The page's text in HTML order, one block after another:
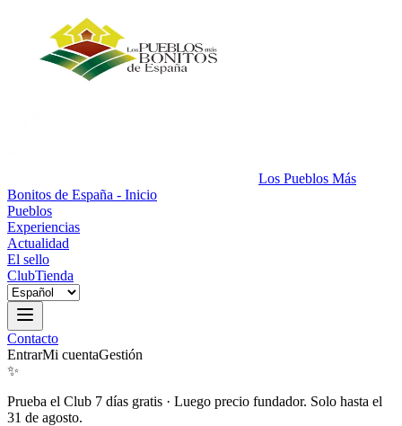
Los Pueblos Más
Bonitos de España - Inicio
Pueblos
Experiencias
Actualidad
El sello
ClubTienda
Contacto
EntrarMi cuentaGestión
✨
Prueba el Club 7 días gratis · Luego precio fundador. Solo hasta el
31 de agosto.